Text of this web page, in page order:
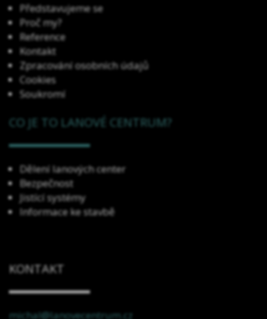
Představujeme se
Proč my?
Reference
Kontakt
Zpracování osobních údajů
Cookies
Soukromí
CO JE TO LANOVÉ CENTRUM?
Dělení lanových center
Bezpečnost
Jistící systémy
Informace ke stavbě
KONTAKT
michal@lanovecentrum.cz